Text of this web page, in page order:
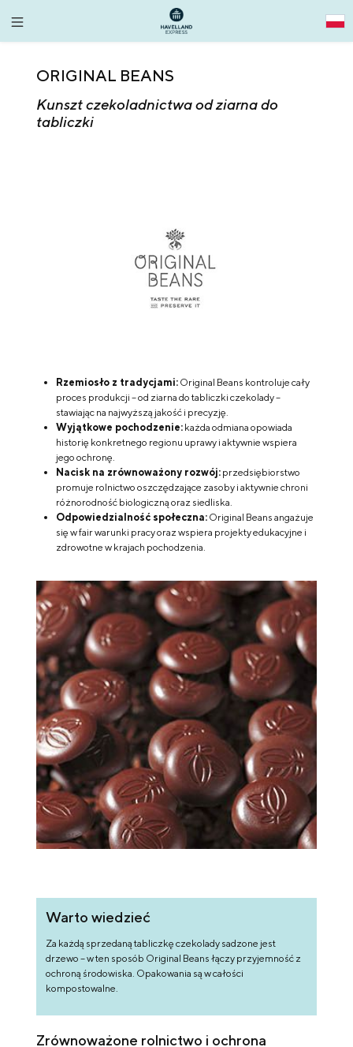
ORIGINAL BEANS
Kunszt czekoladnictwa od ziarna do
tabliczki
Rzemiosło z tradycjami: Original Beans kontroluje cały
proces produkcji – od ziarna do tabliczki czekolady –
stawiając na najwyższą jakość i precyzję.
Wyjątkowe pochodzenie: każda odmiana opowiada
historię konkretnego regionu uprawy i aktywnie wspiera
jego ochronę.
Nacisk na zrównoważony rozwój: przedsiębiorstwo
promuje rolnictwo oszczędzające zasoby i aktywnie chroni
różnorodność biologiczną oraz siedliska.
Odpowiedzialność społeczna: Original Beans angażuje
się w fair warunki pracy oraz wspiera projekty edukacyjne i
zdrowotne w krajach pochodzenia.
Warto wiedzieć
Za każdą sprzedaną tabliczkę czekolady sadzone jest
drzewo – w ten sposób Original Beans łączy przyjemność z
ochroną środowiska. Opakowania są w całości
kompostowalne.
Zrównoważone rolnictwo i ochrona